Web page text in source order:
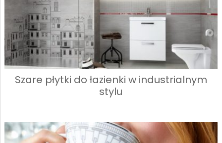
Szare płytki do łazienki w industrialnym
stylu